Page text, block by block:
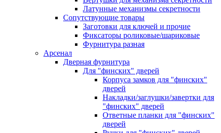
Латунные механизмы секретности
Сопутствующие товары
Заготовки для ключей и прочие
Фиксаторы роликовые/шариковые
Фурнитура разная
Арсенал
Дверная фурнитура
Для "финских" дверей
Корпуса замков для "финских"
дверей
Накладки/заглушки/завертки для
"финских" дверей
Ответные планки для "финских"
дверей